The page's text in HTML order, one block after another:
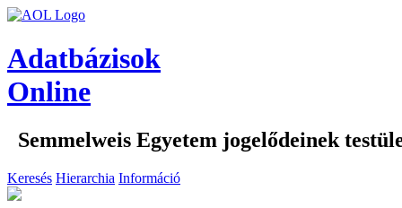
Adatbázisok
Online
Semmelweis Egyetem jogelődeinek
Keresés Hierarchia Információ